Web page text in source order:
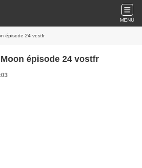
MENU
épisode 24 vostfr
épisode 24 vostfr